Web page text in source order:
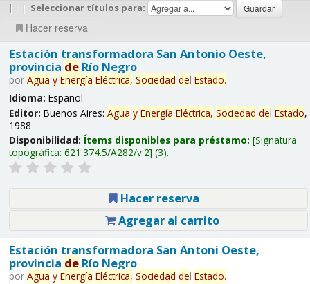
| | Seleccionar títulos para:
Hacer reserva
Estación transformadora San Antonio Oeste,
provincia deRío Negro
por Agua y Energía Eléctrica, Sociedad del Estado.
Idioma: Español
Editor: Buenos Aires: Agua y Energía Eléctrica, Sociedad del Estado,
1988
Disponibilidad: Ítems disponibles para préstamo: Signatura
topográfica: 621.374.5/A282/v.2 (3).
Hacer reserva
Agregar al carrito
Estación transformadora San Antoni Oeste,
provincia deRío Negro
por Agua y Energía Eléctrica, Sociedad del Estado.